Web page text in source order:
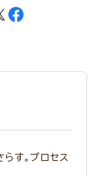
す。プロセス